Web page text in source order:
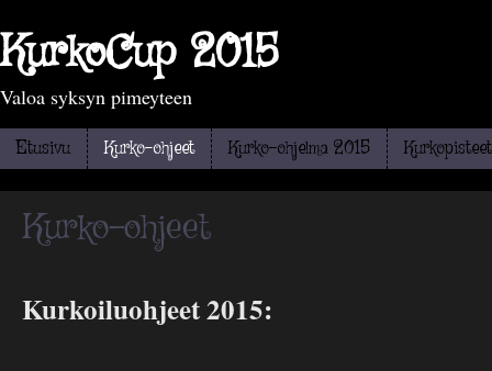
KurkoCup 2015
Valoa syksyn pimeyteen
Etusivu Kurko-ohjeet Kurko-ohjelma 2015 Kurkopisteet
Kurko-ohjeet
Kurkoiluohjeet 2015: